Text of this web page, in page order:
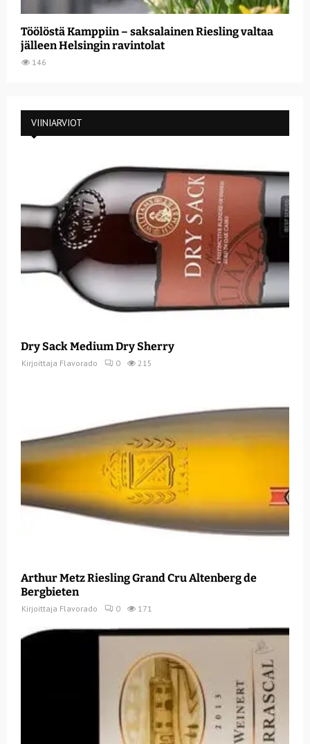
Töölöstä Kamppiin – saksalainen Riesling valtaa
jälleen Helsingin ravintolat
146
VIINIARVIOT
Dry Sack Medium Dry Sherry
Kirjoittaja Flavorado 0 215
Arthur Metz Riesling Grand Cru Altenberg de
Bergbieten
Kirjoittaja Flavorado 0 171